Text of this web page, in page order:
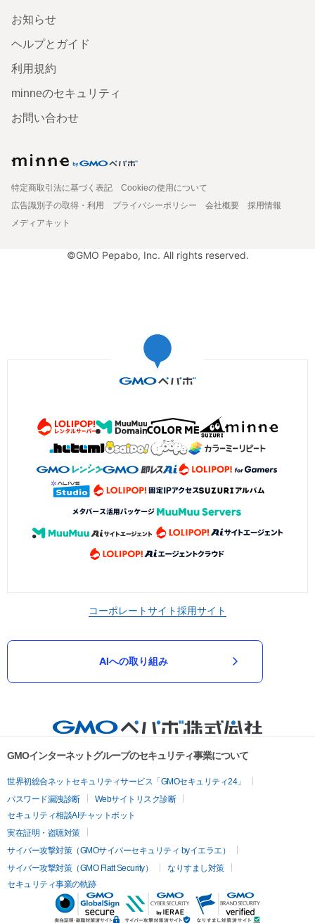
お知らせ
ヘルプとガイド
利用規約
minneのセキュリティ
お問い合わせ
特定商取引法に基づく表記
Cookieの使用について
広告識別子の取得・利用
プライバシーポリシー 会社概要
採用情報
メディアキット
©GMO Pepabo, Inc. All rights reserved.
コーポレートサイト採用サイト
AIへの取り組み
GMOインターネットグループのセキュリティ事業について
世界初総合ネットセキュリティサービス「GMOセキュリティ24」
パスワード漏洩診断
Webサイトリスク診断
セキュリティ相談AIチャットボット
実在証明・盗聴対策
サイバー攻撃対策（GMOサイバーセキュリティ byイエラエ）
サイバー攻撃対策（GMO Flatt Security）
なりすまし対策
セキュリティ事業の軌跡